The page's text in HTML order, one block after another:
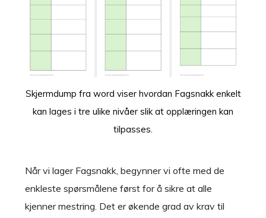
Skjermdump fra word viser hvordan Fagsnakk enkelt
kan lages i tre ulike nivåer slik at opplæringen kan
tilpasses.
Når vi lager Fagsnakk, begynner vi ofte med de
enkleste spørsmålene først for å sikre at alle
kjenner mestring. Det er økende grad av krav til